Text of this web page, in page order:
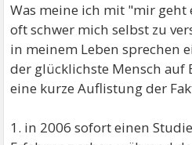
Was meine ich mit "mir geht
oft schwer mich selbst zu
in meinem Leben sprechen
der glücklichste Mensch auf
eine kurze Auflistung der
1. in 2006 sofort einen